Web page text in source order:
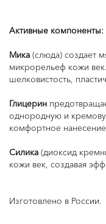
Активные компоненты:
Мика (слюда) создает
микрорельеф кожи
шелковистость,
Глицерин
однородную и
комфортное
Силика (диоксид
кожи век, создавая
Изготовлено в России.